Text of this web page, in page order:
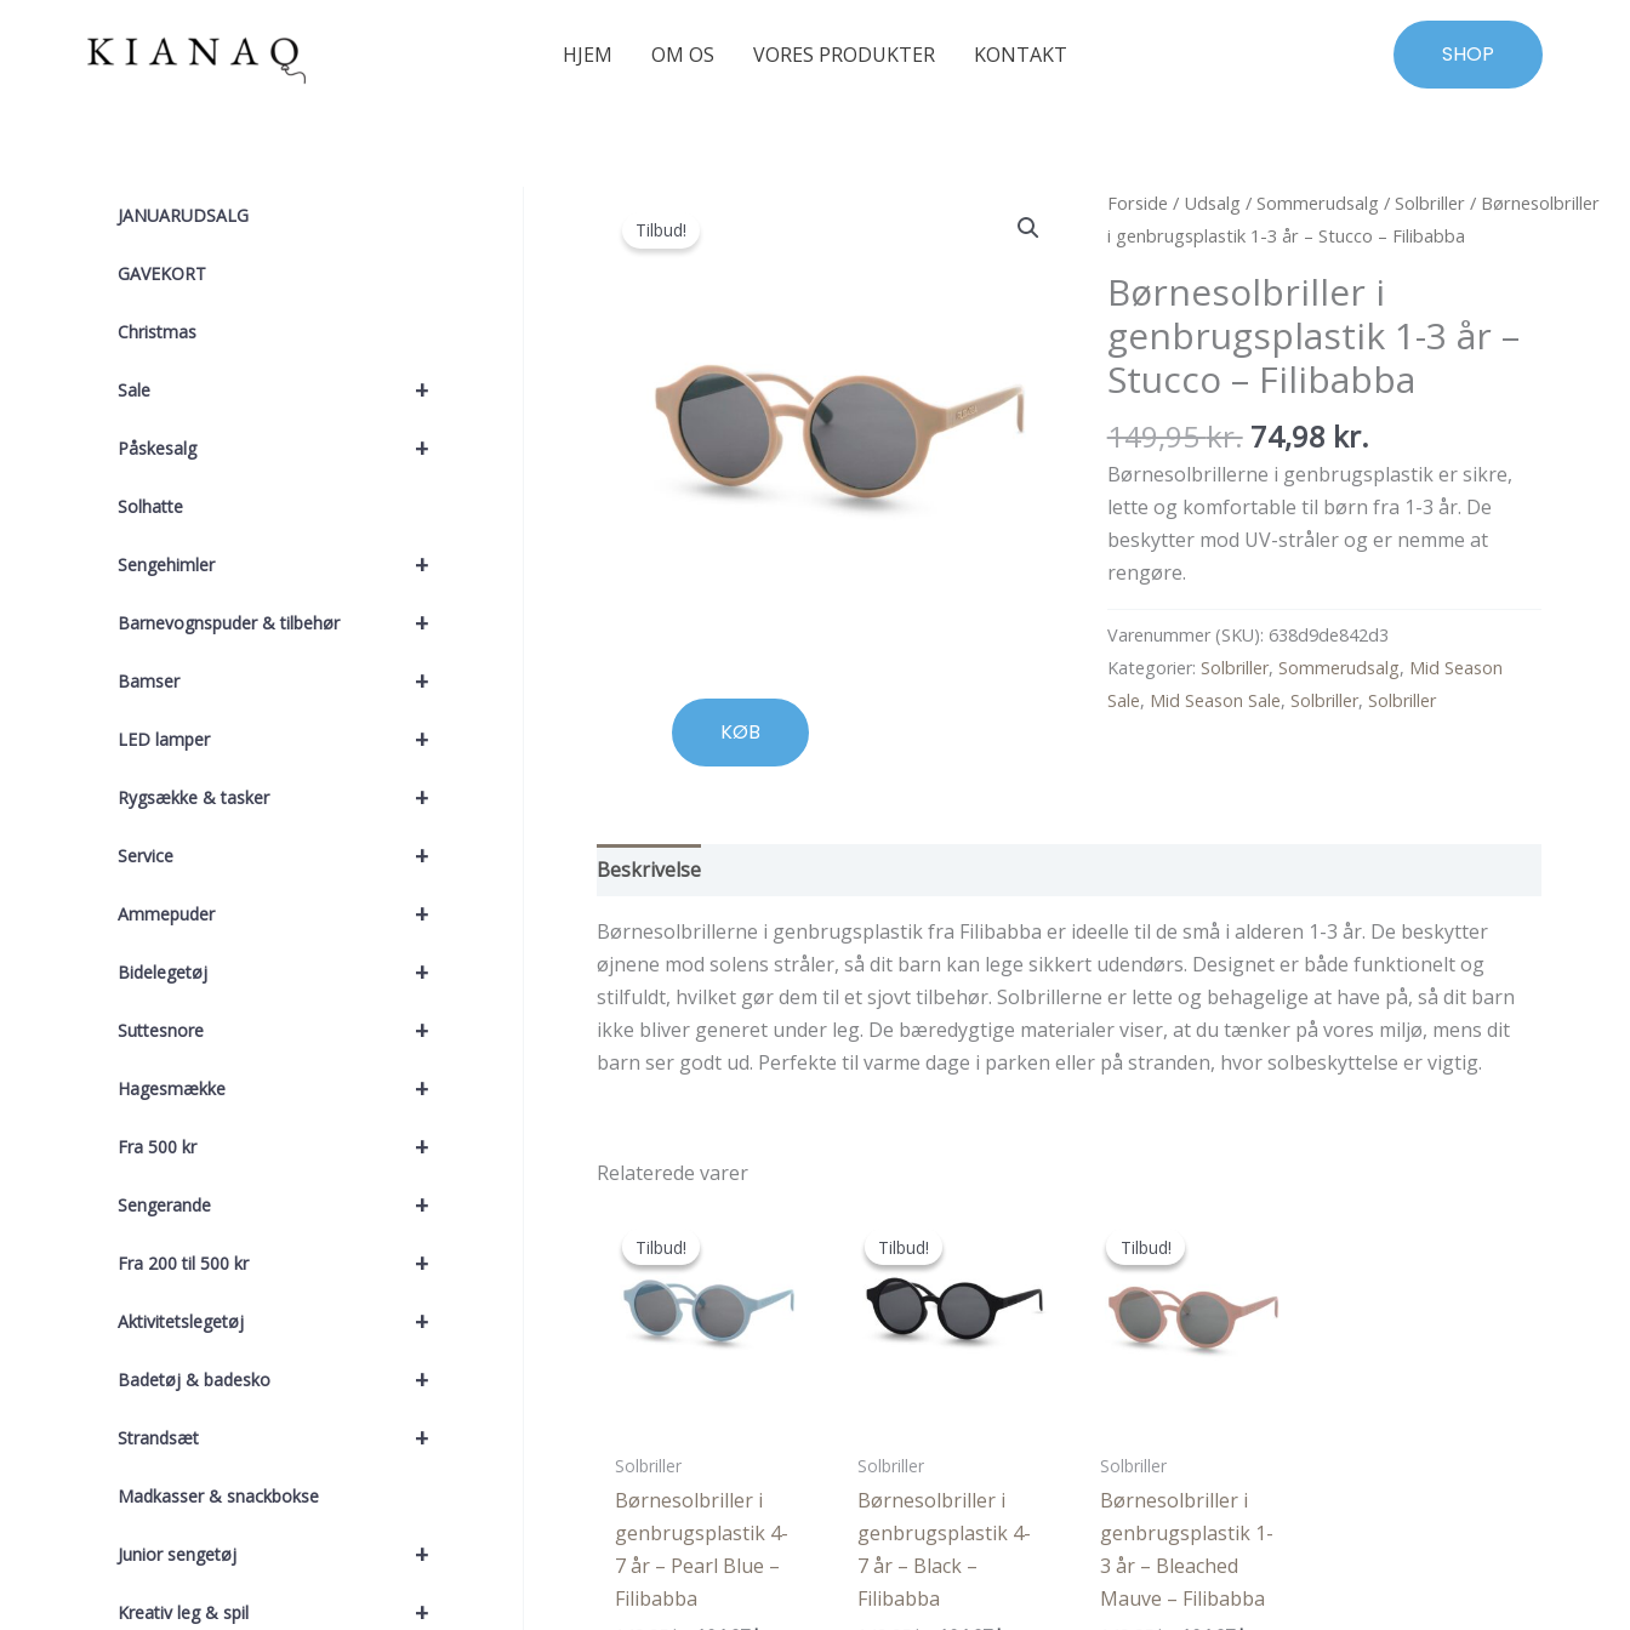
HJEM OM OS VORES PRODUKTER KONTAKT SHOP
JANUARUDSALG
GAVEKORT
Christmas
+
Sale
+
Påskesalg
Solhatte
+
Sengehimler
+
Barnevognspuder & tilbehør
+
Bamser
+
LED lamper
+
Rygsække & tasker
+
Service
+
Ammepuder
+
Bidelegetøj
+
Suttesnore
+
Hagesmække
+
Fra 500 kr
+
Sengerande
+
Fra 200 til 500 kr
+
Aktivitetslegetøj
+
Badetøj & badesko
+
Strandsæt
Madkasser & snackbokse
+
Junior sengetøj
+
Kreativ leg & spil
Tilbud!
Forside / Udsalg / Sommerudsalg / Solbriller/ Børnesolbriller
i genbrugsplastik 1-3 år – Stucco – Filibabba
Børnesolbriller i
genbrugsplastik 1-3 år –
Stucco – Filibabba
149,95kr. Den
oprindelige
pris
var:
149,95 kr..
74,98 kr.Den
aktuelle
pris
er:
Børnesolbrillerne i genbrugsplastik er sikre,
lette og komfortable til børn fra 1-3 år. De
beskytter mod UV-stråler og er nemme at
rengøre.
Varenummer (SKU): 638d9de842d3
Kategorier: Solbriller, Sommerudsalg, Mid Season
Sale, Mid Season Sale, Solbriller, Solbriller
KØB
Beskrivelse
Børnesolbrillerne i genbrugsplastik fra Filibabba er ideelle til de små i alderen 1-3 år. De beskytter
øjnene mod solens stråler, så dit barn kan lege sikkert udendørs. Designet er både funktionelt og
stilfuldt, hvilket gør dem til et sjovt tilbehør. Solbrillerne er lette og behagelige at have på, så dit barn
ikke bliver generet under leg. De bæredygtige materialer viser, at du tænker på vores miljø, mens dit
barn ser godt ud. Perfekte til varme dage i parken eller på stranden, hvor solbeskyttelse er vigtig.
Relaterede varer
Tilbud!
Tilbud!
Solbriller
Børnesolbriller i
genbrugsplastik 4-
7 år – Pearl Blue –
Filibabba
Tilbud!
Tilbud!
Solbriller
Børnesolbriller i
genbrugsplastik 4-
7 år – Black –
Filibabba
Tilbud!
Tilbud!
Solbriller
Børnesolbriller i
genbrugsplastik 1-
3 år – Bleached
Mauve – Filibabba